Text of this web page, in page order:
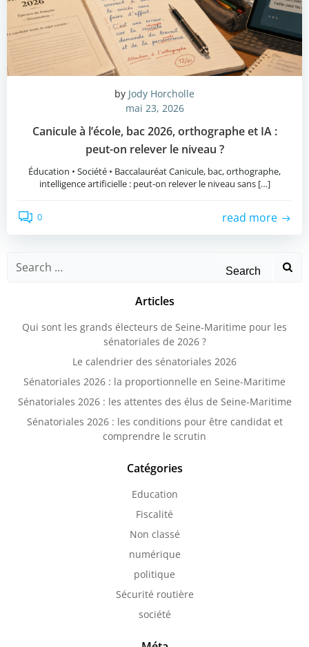
by Jody Horcholle
mai 23, 2026
Canicule à l’école, bac 2026, orthographe et IA :
peut-on relever le niveau ?
Éducation • Société • Baccalauréat Canicule, bac, orthographe,
intelligence artificielle : peut-on relever le niveau sans […]
0 read more
for:
Articles
Qui sont les grands électeurs de Seine-Maritime pour les
sénatoriales de 2026 ?
Le calendrier des sénatoriales 2026
Sénatoriales 2026 : la proportionnelle en Seine-Maritime
Sénatoriales 2026 : les attentes des élus de Seine-Maritime
Sénatoriales 2026 : les conditions pour être candidat et
comprendre le scrutin
Catégories
Education
Fiscalité
Non classé
numérique
politique
Sécurité routière
société